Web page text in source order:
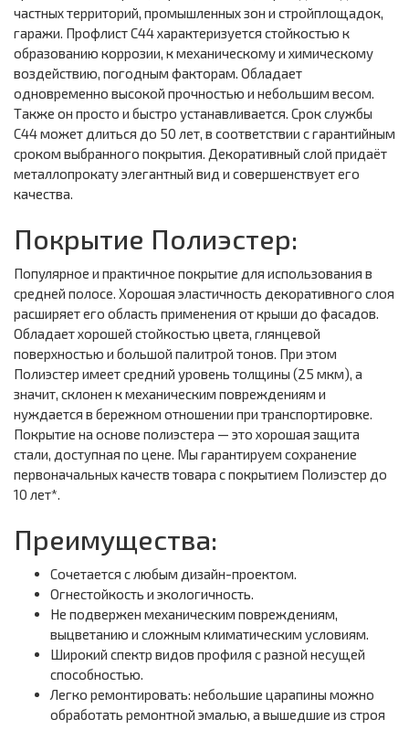
частных территорий, промышленных зон и стройплощадок,
гаражи. Профлист С44 характеризуется стойкостью к
образованию коррозии, к механическому и химическому
воздействию, погодным факторам. Обладает
одновременно высокой прочностью и небольшим весом.
Также он просто и быстро устанавливается. Срок службы
С44 может длиться до 50 лет, в соответствии с гарантийным
сроком выбранного покрытия. Декоративный слой придаёт
металлопрокату элегантный вид и совершенствует его
качества.
Покрытие Полиэстер:
Популярное и практичное покрытие для использования в
средней полосе. Хорошая эластичность декоративного слоя
расширяет его область применения от крыши до фасадов.
Обладает хорошей стойкостью цвета, глянцевой
поверхностью и большой палитрой тонов. При этом
Полиэстер имеет средний уровень толщины (25 мкм), а
значит, склонен к механическим повреждениям и
нуждается в бережном отношении при транспортировке.
Покрытие на основе полиэстера — это хорошая защита
стали, доступная по цене. Мы гарантируем сохранение
первоначальных качеств товара с покрытием Полиэстер до
10 лет*.
Преимущества:
Сочетается с любым дизайн-проектом.
Огнестойкость и экологичность.
Не подвержен механическим повреждениям,
выцветанию и сложным климатическим условиям.
Широкий спектр видов профиля с разной несущей
способностью.
Легко ремонтировать: небольшие царапины можно
обработать ремонтной эмалью, а вышедшие из строя